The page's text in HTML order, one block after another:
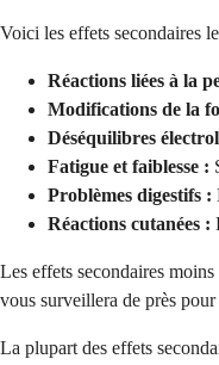
Voici les effets secondaires
Réactions liées à la
Modifications de la
Déséquilibres
Fatigue et faiblesse :
Problèmes digestifs :
Réactions cutanées :
Les effets secondaires
vous surveillera de près
La plupart des effets